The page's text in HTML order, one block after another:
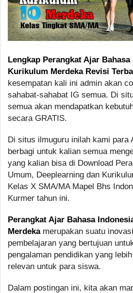
Lengkap Perangkat Ajar
Kurikulum Merdeka Revisi
kesempatan kali ini admin akan
sahabat-sahabat IG semua. Di
semua akan mendapatkan
secara GRATIS.
Di situs ilmuguru inilah kami para
berbagi untuk kalian semua
yang kalian bisa di Download
Umum, Deeplearning dan
Kelas X SMA/MA Mapel Bhs
Kurmer tahun ini.
Perangkat Ajar Bahasa
Merdekamerupakan suatu
pembelajaran yang bertujuan
pengalaman pendidikan yang
relevan untuk para siswa.
Dalam postingan ini, kita akan